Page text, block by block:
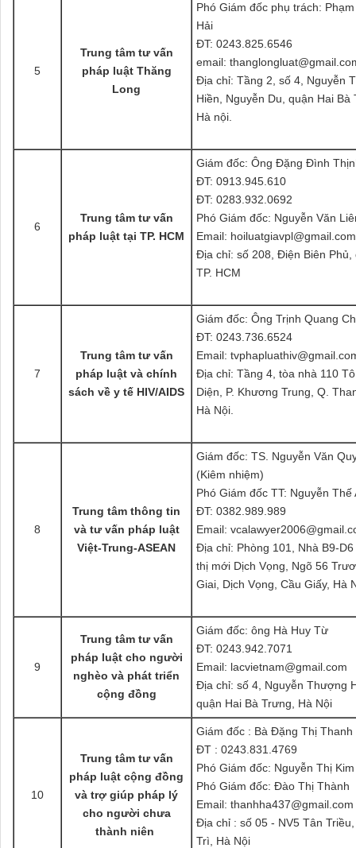
5
Trung tâm tư vấn
pháp luật Thăng
Long
Phó Giám đốc phụ trách:
Hải
ĐT: 0243.825.6546
email:
Địa chỉ: Tầng 2, số 4, Nguyễn
Hiền, Nguyễn Du, quận Hai Bà
Hà nội.
6
Trung tâm tư vấn
pháp luật tại TP. HCM
Giám đốc: Ông Đặng Đình
ĐT: 0913.945.610
ĐT: 0283.932.0692
Phó Giám đốc: Nguyễn Văn
Email: hoiluatgiavpl@gmail.com
Địa chỉ: số 208, Điện Biên Phủ,
TP. HCM
7
Trung tâm tư vấn
pháp luật và chính
sách về y tế HIV/AIDS
Giám đốc: Ông Trịnh Quang
ĐT: 0243.736.6524
Email:
Địa chỉ: Tầng 4, tòa nhà 110
Diện, P. Khương Trung, Q.
Hà Nội.
8
Trung tâm thông tin
và tư vấn pháp luật
Việt-Trung-ASEAN
Giám đốc: TS. Nguyễn Văn
(Kiêm nhiệm)
Phó Giám đốc TT: Nguyễn Thế
ĐT: 0382.989.989
Email:
Địa chỉ: Phòng 101, Nhà B9-
thị mới Dịch Vọng, Ngõ 56
Giai, Dịch Vọng, Cầu Giấy, Hà
9
Trung tâm tư vấn
pháp luật cho người
nghèo và phát triển
cộng đồng
Giám đốc: ông Hà Huy Từ
ĐT: 0243.942.7071
Email: lacvietnam@gmail.com
Địa chỉ: số 4, Nguyễn Thượng
quận Hai Bà Trưng, Hà Nội
10
Trung tâm tư vấn
pháp luật cộng đồng
và trợ giúp pháp lý
cho người chưa
thành niên
Giám đốc : Bà Đặng Thị Thanh
ĐT : 0243.831.4769
Phó Giám đốc: Nguyễn Thị
Phó Giám đốc: Đào Thị Thành
Email: thanhha437@gmail.com
Địa chỉ : số 05 - NV5 Tân
Trì, Hà Nội